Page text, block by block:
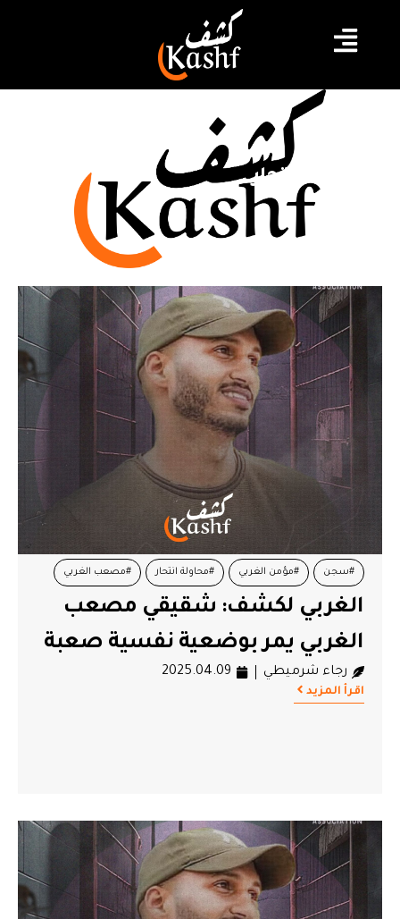
محاولة انتحار
#سجن #مؤمن الغربي #محاولة انتحار #مصعب الغربي
#وضعية نفسية
الغربي لكشف: شقيقي مصعب
الغربي يمر بوضعية نفسية صعبة
رجاء شرميطي 2025.04.09
اقرأ المزيد